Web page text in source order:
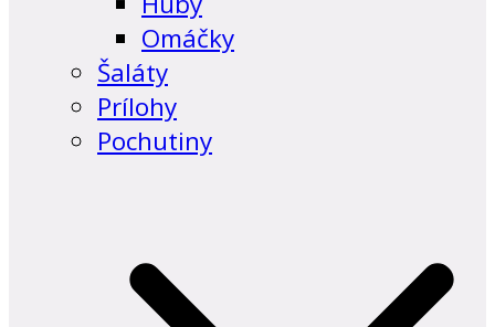
Omáčky
Šaláty
Prílohy
Pochutiny